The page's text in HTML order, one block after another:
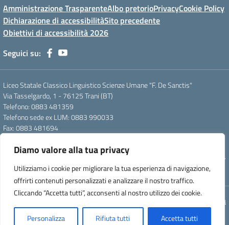
Diamo valore alla tua privacy
Utilizziamo i cookie per migliorare la tua esperienza di navigazione,
offrirti contenuti personalizzati e analizzare il nostro traffico.
Cliccando “Accetta tutti”, acconsenti al nostro utilizzo dei cookie.
Personalizza Rifiuta tutti Accetta tutti
Amministrazione TrasparenteAlbo pretorioPrivacyCookie Policy
Dichiarazione di accessibilitàSito precedente
Obiettivi di accessibilità 2026
Seguici su:
Liceo Statale Classico Linguistico Scienze Umane "F. De Sanctis"
Via Tasselgardo, 1 - 76125 Trani (BT)
Telefono: 0883 481359
Telefono sede ex LUM: 0883 990033
Fax: 0883 481694
Pec: btpc210007@pec.istruzione.it
Codice Meccanografico: istsc_btpc210007 - Codice Fiscale: 92058830727
- Codice Univoco d'ufficio: UFG4S9
Concept & Design by Designers Italia